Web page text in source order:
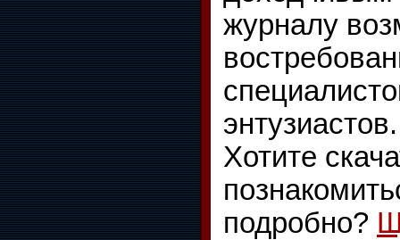
журналу
энтузиастов.
Хотите
подробно?